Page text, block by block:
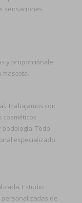
sensaciones.
y proporciónale
Trabajamos con
cosméticos
Todo
especializado.
Estudio
de